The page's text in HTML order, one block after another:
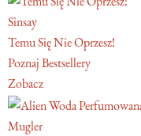
Sinsay
Temu Się Nie Oprzesz!
Poznaj Bestsellery
Zobacz
Mugler